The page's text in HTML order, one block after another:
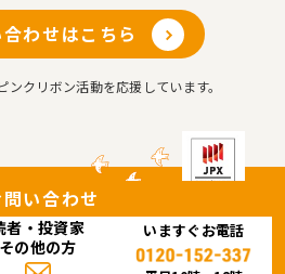
わせはこちら
クリボン活動を応援しています。
地域新聞社 All rights reserved.
護されており、Googleのプライバシーポリシー
い合わせ
者・投資家
その他の方
いますぐお電話